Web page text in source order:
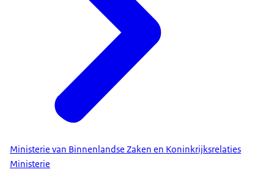
Ministerie van Binnenlandse Zaken en Koninkrijksrelaties
Ministerie